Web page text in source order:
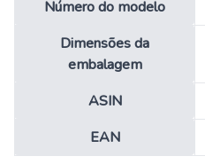
Número do modelo
Dimensões da
embalagem
ASIN
EAN